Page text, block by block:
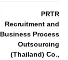
PRTR
Recruitment and
Business Process
Outsourcing
(Thailand) Co.,